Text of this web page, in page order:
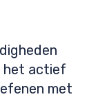
het actief
met